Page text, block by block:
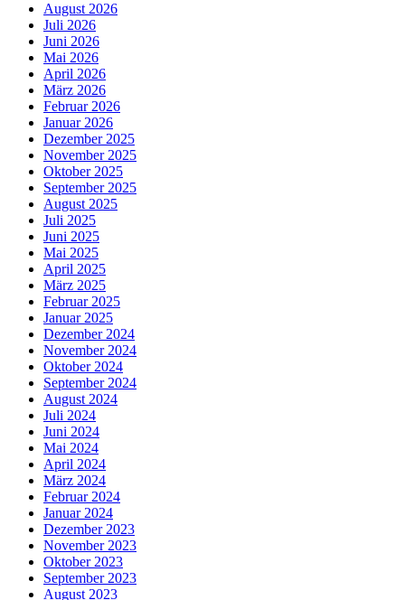
August 2026
Juli 2026
Juni 2026
Mai 2026
April 2026
März 2026
Februar 2026
Januar 2026
Dezember 2025
November 2025
Oktober 2025
September 2025
August 2025
Juli 2025
Juni 2025
Mai 2025
April 2025
März 2025
Februar 2025
Januar 2025
Dezember 2024
November 2024
Oktober 2024
September 2024
August 2024
Juli 2024
Juni 2024
Mai 2024
April 2024
März 2024
Februar 2024
Januar 2024
Dezember 2023
November 2023
Oktober 2023
September 2023
August 2023